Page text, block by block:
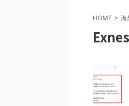
HOME > 海